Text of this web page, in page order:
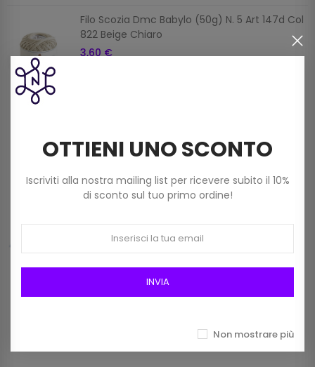
Filo Scozia Dmc Babylo (50g) N. 5 Art 147d Col
822 Beige Chiaro
3,60 €
9,00 €
Frangia In Rafia Da 15mm Art 2116/15 Col 01
12,00 €
Prodotti della stessa categoria
OTTIENI UNO SCONTO
Iscriviti alla nostra mailing list per ricevere subito il 10%
di sconto sul tuo primo ordine!
INVIA
Non mostrare più